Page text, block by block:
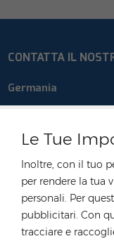
Le Tue
Inoltre, con il tuo
per rendere la tua
personali. Per
pubblicitari. Con
tracciare e
CONTATTA IL
Germania
E-mail :
52457
Hong Kong
tel :+852 54222219
E-mail :